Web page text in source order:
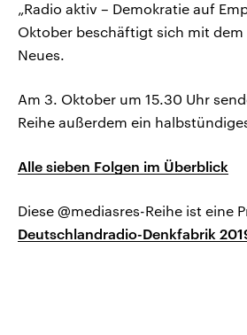
„Radio aktiv – Demokratie auf
Oktober beschäftigt sich mit dem
Neues.
Am 3. Oktober um 15.30 Uhr
Reihe außerdem ein
Alle sieben Folgen im Überblick
Diese @mediasres-Reihe ist eine
Deutschlandradio-Denkfabrik